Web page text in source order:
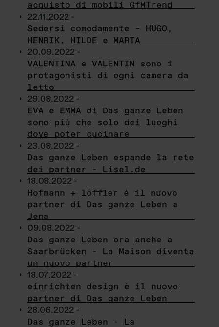
acquisto di mobili GfMTrend
22.11.2022 -
Sedersi comodamente – HUGO,
HENRIK, HILDE e MARTA
20.09.2022 -
VALENTINA e VALENTIN sono i
protagonisti di ogni camera da
letto
29.08.2022 -
EVA e EMMA di Das ganze Leben
sono più che solo dei luoghi
dove poter cucinare
23.08.2022 -
Das ganze Leben espande la rete
dei partner - Lisel.de
18.08.2022 -
Hofmann + löffler è il nuovo
partner di Das ganze Leben a
Jena
09.08.2022 -
Das ganze Leben ora anche a
Saarbrücken - La Maison diventa
un nuovo partner
18.07.2022 -
einrichten design è il nuovo
partner di Das ganze Leben
28.06.2022 -
Das ganze Leben - La